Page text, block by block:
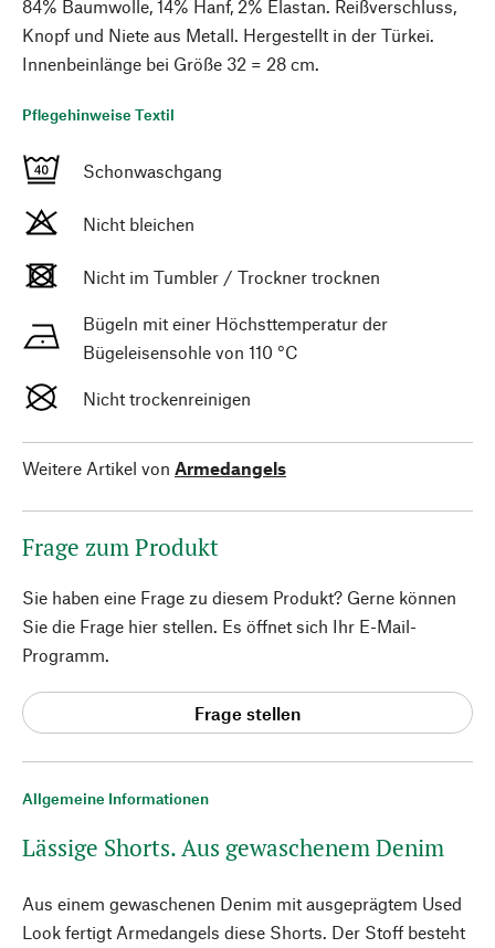
Allgemeine Informationen
Lässige Shorts. Aus gewaschenem Denim
Aus einem gewaschenen Denim mit ausgeprägtem Used
Look fertigt Armedangels diese Shorts. Der Stoff besteht
84% Baumwolle, 14% Hanf, 2% Elastan. Reißverschluss,
Knopf und Niete aus Metall. Hergestellt in der Türkei.
Innenbeinlänge bei Größe 32 = 28 cm.
Pflegehinweise Textil
Schonwaschgang
Nicht bleichen
Nicht im Tumbler / Trockner trocknen
Bügeln mit einer Höchsttemperatur der
Bügeleisensohle von 110 °C
Nicht trockenreinigen
Weitere Artikel von Armedangels
Frage zum Produkt
Sie haben eine Frage zu diesem Produkt? Gerne können
Sie die Frage hier stellen. Es öffnet sich Ihr E-Mail-
Programm.
Frage stellen